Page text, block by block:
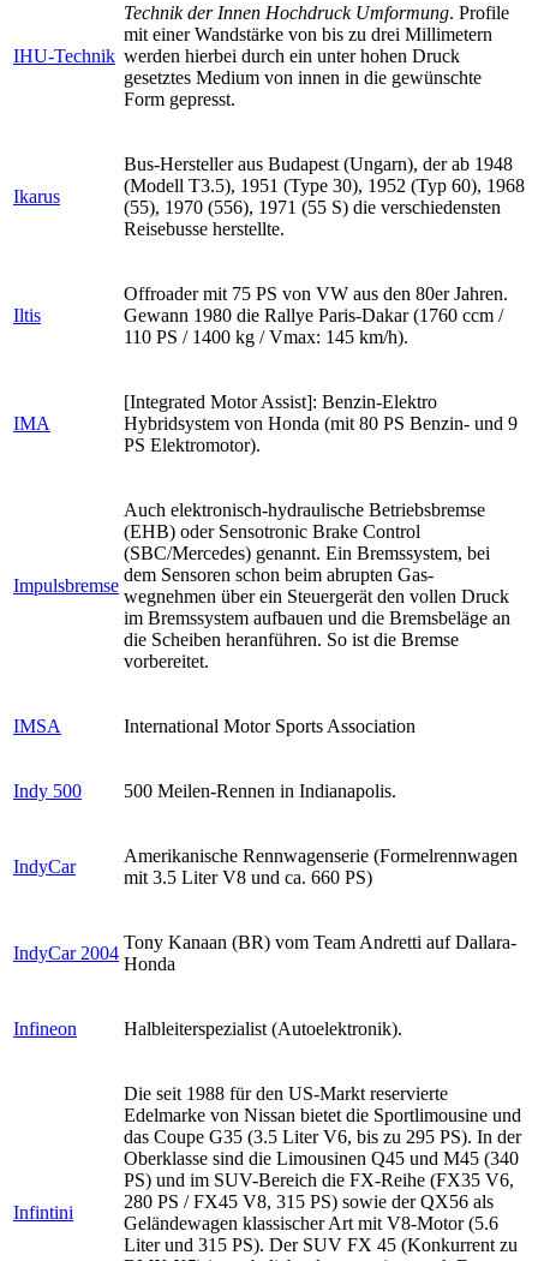
IHU-Technik
Technik der Innen Hochdruck Umformung. Profile
mit einer Wandstärke von bis zu drei Millimetern
werden hierbei durch ein unter hohen Druck
gesetztes Medium von innen in die gewünschte
Form gepresst.
Ikarus
Bus-Hersteller aus Budapest (Ungarn), der ab 1948
(Modell T3.5), 1951 (Type 30), 1952 (Typ 60), 1968
(55), 1970 (556), 1971 (55 S) die verschiedensten
Reisebusse herstellte.
Iltis
Offroader mit 75 PS von VW aus den 80er Jahren.
Gewann 1980 die Rallye Paris-Dakar (1760 ccm /
110 PS / 1400 kg / Vmax: 145 km/h).
IMA
[Integrated Motor Assist]: Benzin-Elektro
Hybridsystem von Honda (mit 80 PS Benzin- und 9
PS Elektromotor).
Impulsbremse
Auch elektronisch-hydraulische Betriebsbremse
(EHB) oder Sensotronic Brake Control
(SBC/Mercedes) genannt. Ein Bremssystem, bei
dem Sensoren schon beim abrupten Gas-
wegnehmen über ein Steuergerät den vollen Druck
im Bremssystem aufbauen und die Bremsbeläge an
die Scheiben heranführen. So ist die Bremse
vorbereitet.
IMSA International Motor Sports Association
Indy 500 500 Meilen-Rennen in Indianapolis.
IndyCar
Amerikanische Rennwagenserie (Formelrennwagen
mit 3.5 Liter V8 und ca. 660 PS)
IndyCar 2004
Tony Kanaan (BR) vom Team Andretti auf Dallara-
Honda
Infineon Halbleiterspezialist (Autoelektronik).
Infintini
Die seit 1988 für den US-Markt reservierte
Edelmarke von Nissan bietet die Sportlimousine und
das Coupe G35 (3.5 Liter V6, bis zu 295 PS). In der
Oberklasse sind die Limousinen Q45 und M45 (340
PS) und im SUV-Bereich die FX-Reihe (FX35 V6,
280 PS / FX45 V8, 315 PS) sowie der QX56 als
Geländewagen klassischer Art mit V8-Motor (5.6
Liter und 315 PS). Der SUV FX 45 (Konkurrent zu